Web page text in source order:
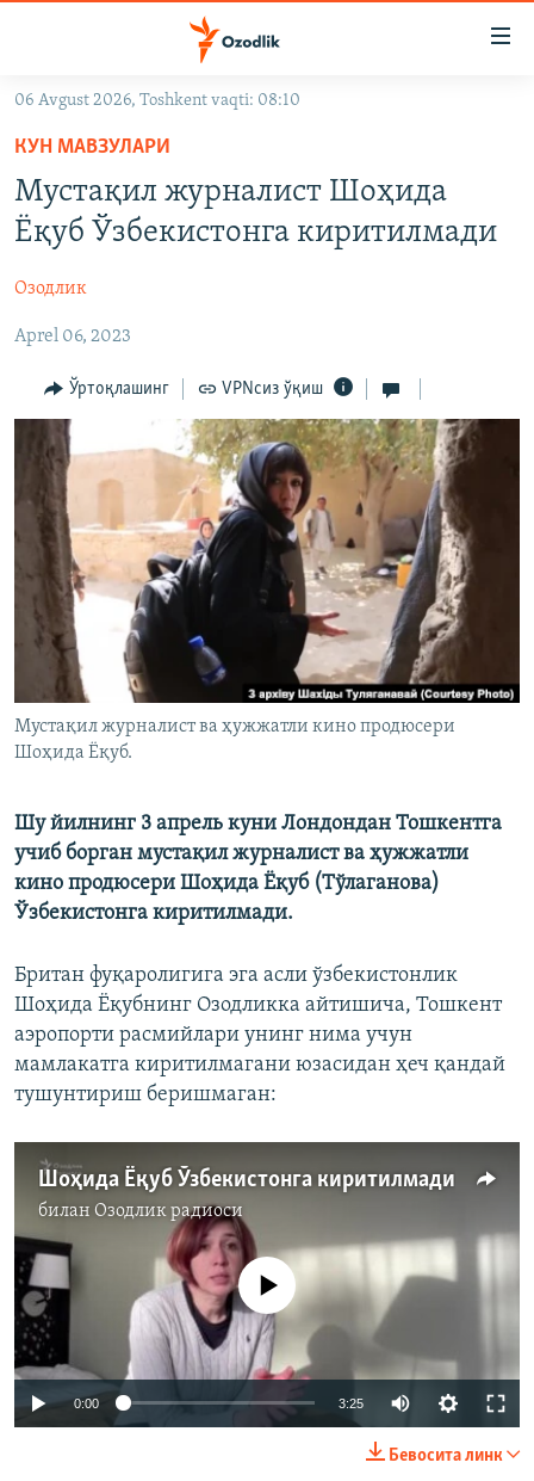
Асосий
навигацияга
ўтинг
Қидиришга
OZODARXIV
На русском
ИЖТИМОИЙ ТАРМОҚЛАР
Озодлик бошқа тилларда
06 Avgust 2026, Toshkent vaqti: 08:10
КУН МАВЗУЛАРИ
Мустақил журналист Шоҳида
Ёқуб Ўзбекистонга киритилмади
Озодлик
Aprel 06, 2023
Ўртоқлашинг VPNсиз ўқиш
Мустақил журналист ва ҳужжатли кино продюсери
Шоҳида Ёқуб.
Шу йилнинг 3 апрель куни Лондондан Тошкентга
учиб борган мустақил журналист ва ҳужжатли
кино продюсери Шоҳида Ёқуб (Тўлаганова)
Ўзбекистонга киритилмади.
Британ фуқаролигига эга асли ўзбекистонлик
Шоҳида Ёқубнинг Озодликка айтишича, Тошкент
аэропорти расмийлари унинг нима учун
мамлакатга киритилмагани юзасидан ҳеч қандай
тушунтириш беришмаган:
Шоҳида Ёқуб Ўзбекистонга киритилмади
билан Озодлик радиоси
Айни дамда медиа-манба мавжуд эмас
0:00 3:25
Бевосита линк